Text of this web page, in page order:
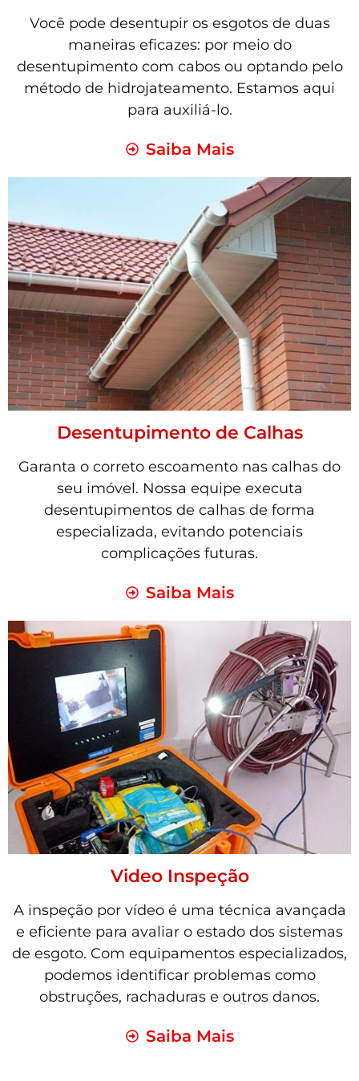
Você pode desentupir os esgotos de duas
maneiras eficazes: por meio do
desentupimento com cabos ou optando pelo
método de hidrojateamento. Estamos aqui
para auxiliá-lo.
Saiba Mais
Desentupimento de Calhas
Garanta o correto escoamento nas calhas do
seu imóvel. Nossa equipe executa
desentupimentos de calhas de forma
especializada, evitando potenciais
complicações futuras.
Saiba Mais
Video Inspeção
A inspeção por vídeo é uma técnica avançada
e eficiente para avaliar o estado dos sistemas
de esgoto. Com equipamentos especializados,
podemos identificar problemas como
obstruções, rachaduras e outros danos.
Saiba Mais